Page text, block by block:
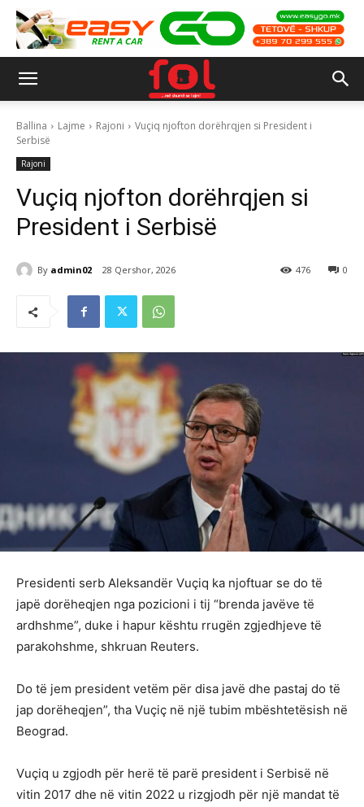
Ballina Lajme Rajoni
Vuçiq njofton dorëhrqjen si President i
Serbisë
Rajoni
Vuçiq njofton dorëhrqjen si
President i Serbisë
By admin02 28 Qershor, 2026 0
476
Presidenti serb Aleksandër Vuçiq ka njoftuar se do të
japë dorëheqjen nga pozicioni i tij “brenda javëve të
ardhshme”, duke i hapur kështu rrugën zgjedhjeve të
parakohshme, shkruan Reuters.
Do të jem president vetëm për disa javë dhe pastaj do të
jap dorëheqjen”, tha Vuçiç në një tubim mbështetësish në
Beograd.
Vuçiq u zgjodh për herë të parë president i Serbisë në
vitin 2017 dhe në vitin 2022 u rizgjodh për një mandat të